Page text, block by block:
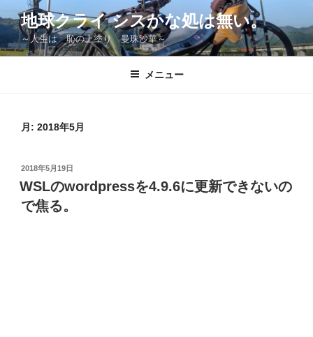
ン
テ
ン
地球クライ シスかな処は無い。
～人生は 恥の上塗り 曼珠沙華～
メニュー
月: 2018年5月
投
稿
日:
2018年5月19日
WSLのwordpressを4.9.6に更新できないの
で焦る。